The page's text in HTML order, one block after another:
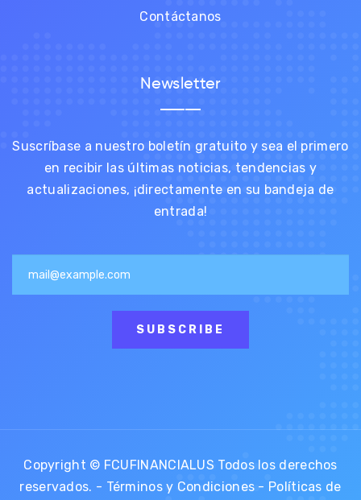
Contáctanos
Newsletter
Suscríbase a nuestro boletín gratuito y sea el primero
en recibir las últimas noticias, tendencias y
actualizaciones, ¡directamente en su bandeja de
entrada!
SUBSCRIBE
Copyright © FCUFINANCIALUS Todos los derechos
reservados. - Términos y Condiciones - Políticas de